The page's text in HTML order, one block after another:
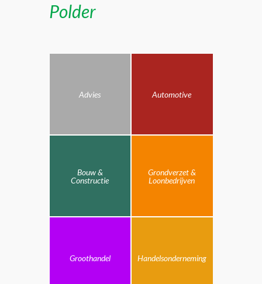
Polder
Advies Automotive
Bouw &
Constructie
Grondverzet &
Loonbedrijven
Groothandel Handelsonderneming